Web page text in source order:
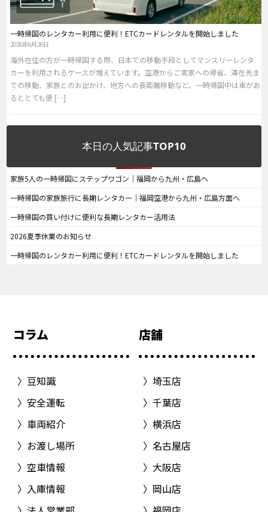
一時帰国のレンタカー利用に便利！ETCカードレンタルを開始しました
2026年6月26日
海外在住の方が一時帰国する際、日本での移動手段としてマンスリーレンタ
カーを利用されるケースが増えています。空港からご実家への帰省、滞在先ま
での移動、家族とのお出かけ、地方への長距離移動など、一時帰国中は車があ
るととても便 […]
本日の人気記事TOP10
家族5人の一時帰国にステップワゴン｜福岡から九州・広島へ
一時帰国の家族旅行に長期レンタカー｜福岡空港から九州・広島方面へ
一時帰国の買い付けに便利な長期レンタカー活用法
2026夏季休業のお知らせ
一時帰国のレンタカー利用に便利！ETCカードレンタルを開始しました
コラム
豆知識
安全運転
車両紹介
お渡し場所
空車情報
入庫情報
店舗
埼玉店
千葉店
横浜店
名古屋店
大阪店
岡山店